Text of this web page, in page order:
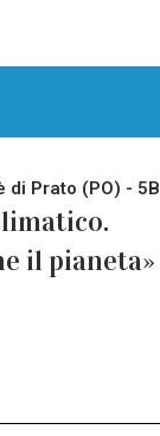
di Prato (PO) - 5B
il pianeta»